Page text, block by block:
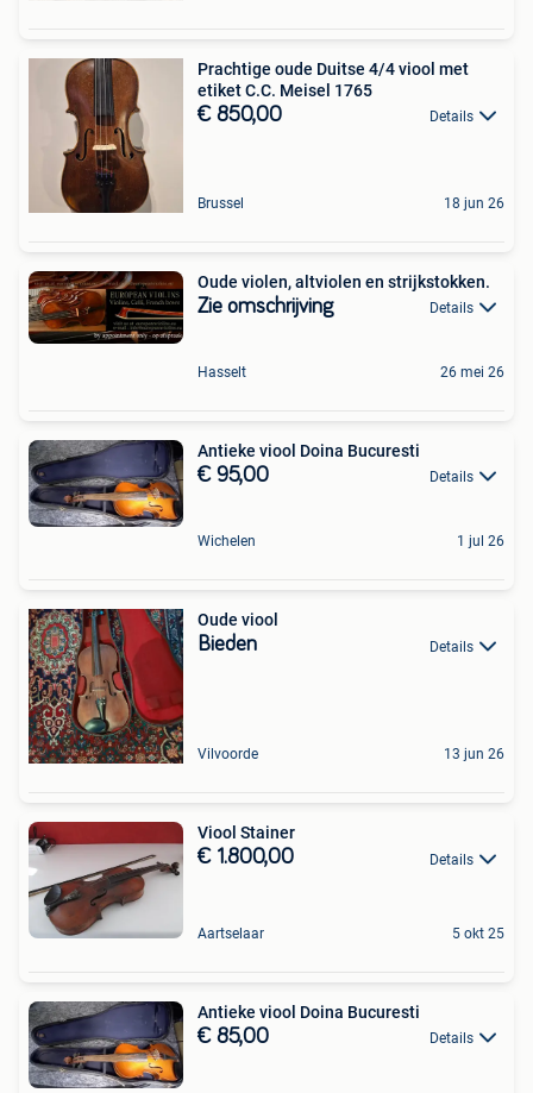
Prachtige oude Duitse 4/4 viool met
etiket C.C. Meisel 1765
€ 850,00 Details
Brussel 18 jun 26
Oude violen, altviolen en strijkstokken.
Zie omschrijving Details
Hasselt 26 mei 26
Antieke viool Doina Bucuresti
€ 95,00 Details
Wichelen 1 jul 26
Oude viool
Bieden Details
Vilvoorde 13 jun 26
Viool Stainer
€ 1.800,00 Details
Aartselaar 5 okt 25
Antieke viool Doina Bucuresti
€ 85,00 Details